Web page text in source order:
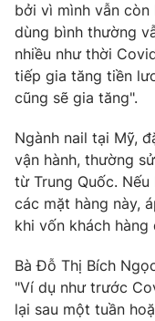
Thị trường 24h
VTV4
VTV9
Liên hệ tòa soạn
THỜI BÁO VTV
bởi vì mình vẫn
dùng bình thường
nhiều như thời
tiếp gia tăng tiền
cũng sẽ gia tăng".
Ngành nail tại Mỹ,
vận hành, thường
từ Trung Quốc.
các mặt hàng này,
khi vốn khách
Bà Đỗ Thị Bích
"Ví dụ như trước
lại sau một tuần